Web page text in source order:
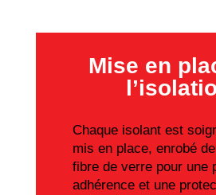
Mise en
Chaque isolant est
mis en place, enrobé
fibre de verre pour une
adhérence et une